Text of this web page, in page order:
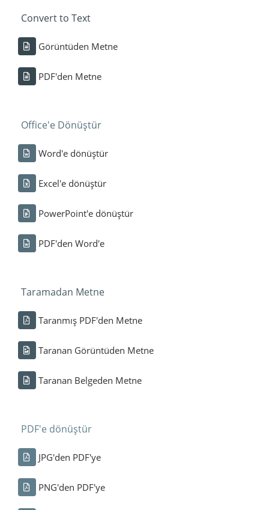
Convert to Text
Görüntüden Metne
PDF'den Metne
Office'e Dönüştür
Word'e dönüştür
Excel'e dönüştür
PowerPoint'e dönüştür
PDF'den Word'e
Taramadan Metne
Taranmış PDF'den Metne
Taranan Görüntüden Metne
Taranan Belgeden Metne
PDF'e dönüştür
JPG'den PDF'ye
PNG'den PDF'ye